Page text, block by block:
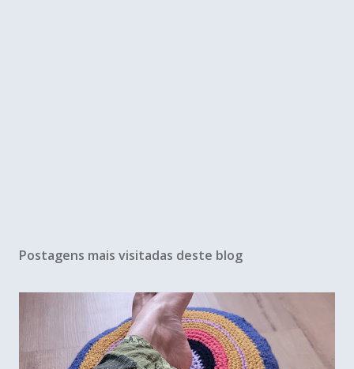
Postagens mais visitadas deste blog